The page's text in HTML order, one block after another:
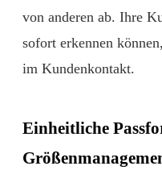
von anderen ab. Ihre
sofort erkennen
im Kundenkontakt.
Einheitliche